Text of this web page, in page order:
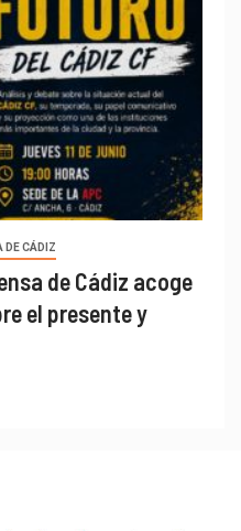
DE CÁDIZ
de Cádiz acoge
el presente y